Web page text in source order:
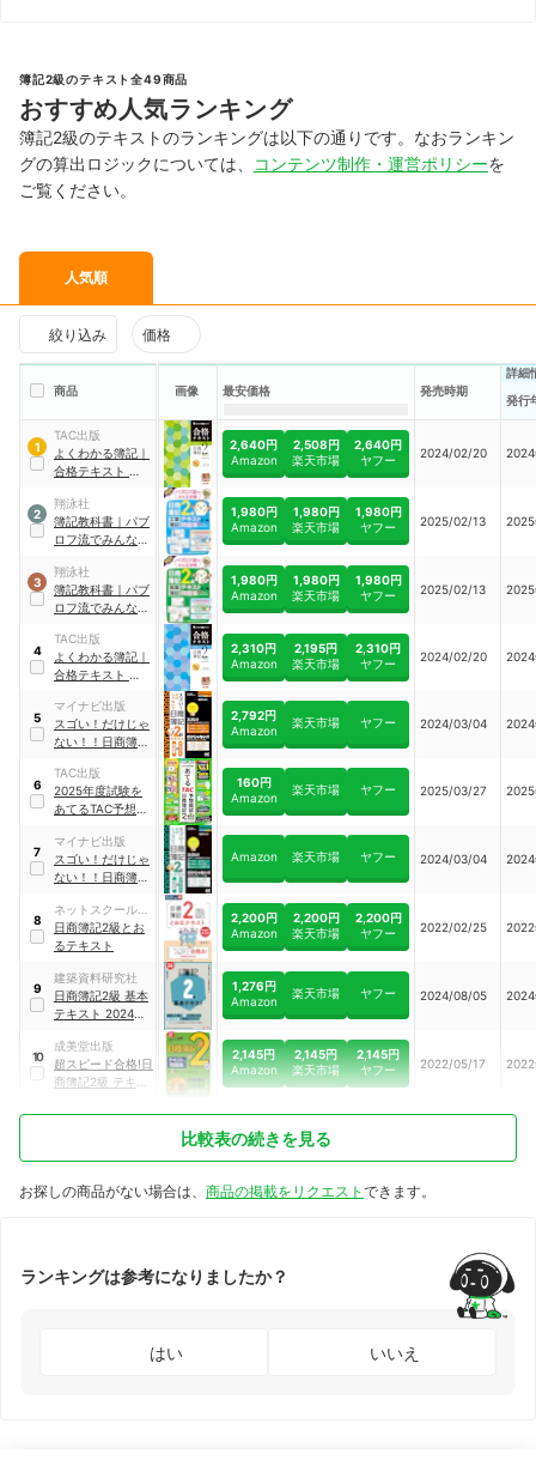
簿記2級のテキスト全49商品
おすすめ人気ランキング
簿記2級のテキストのランキングは以下の通りです。なおランキン
グの算出ロジックについては、
コンテンツ制作・運営ポリシーを
ご覧ください。
人気順
絞り込み 価格
商品 画像 最安価格 発売時期
詳細
発行
1
TAC出版
よくわかる簿記 ｜
合格テキスト 日商
Ver.17.0
2,640円
Amazon
2,508円
楽天市場
2,640円
ヤフー
2024/02/20
2
翔泳社
簿記教科書 ｜ パブ
ロフ流でみんな合
業簿記 テキスト＆
問題集 2025年度
版
1,980円
Amazon
1,980円
楽天市場
1,980円
ヤフー
2025/02/13
3
翔泳社
簿記教科書 ｜ パブ
ロフ流でみんな合
業簿記 テキスト＆
問題集 2025年度
版
1,980円
Amazon
1,980円
楽天市場
1,980円
ヤフー
2025/02/13
4
TAC出版
よくわかる簿記 ｜
合格テキスト 日商
Ver.10.0｜110658
2,310円
Amazon
2,195円
楽天市場
2,310円
ヤフー
2024/02/20
5
マイナビ出版
スゴい！だけじゃ
ない！！日商簿記
スト&問題集 2024
年度版
2,792円
Amazon
楽天市場 ヤフー 2024/03/04
6
TAC出版
2025年度試験を
あてるTAC予想模
ト 日商簿記2級
2025年4月～8月
試験対応
160円
Amazon
楽天市場 ヤフー 2025/03/27
7
マイナビ出版
スゴい！だけじゃ
ない！！日商簿記
スト&問題集 2024
年度版
Amazon 楽天市場 ヤフー 2024/03/04
8
ネットスクール出
版
日商簿記2級とお
るテキスト
2,200円
Amazon
2,200円
楽天市場
2,200円
ヤフー
2022/02/25
9
建築資料研究社
日商簿記2級 基本
テキスト 2024-
1,276円
Amazon
楽天市場 ヤフー 2024/08/05
10
成美堂出版
超スピード合格!日
商簿記2級 テキス
2,145円
Amazon
2,145円
楽天市場
2,145円
ヤフー
2022/05/17
比較表の続きを見る
お探しの商品がない場合は、 商品の掲載をリクエスト できます。
ランキングは参考になりましたか？
はい いいえ